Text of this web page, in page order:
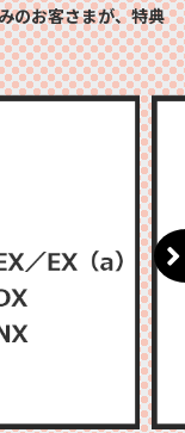
のお客さまが、特典